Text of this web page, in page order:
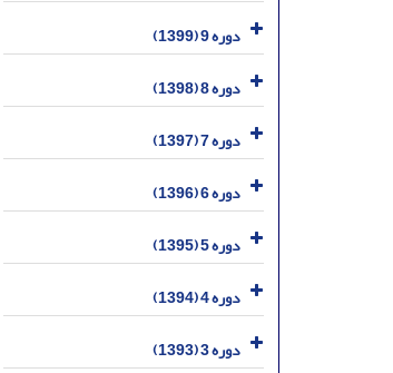
دوره 9 (1399)
دوره 8 (1398)
دوره 7 (1397)
دوره 6 (1396)
دوره 5 (1395)
دوره 4 (1394)
دوره 3 (1393)